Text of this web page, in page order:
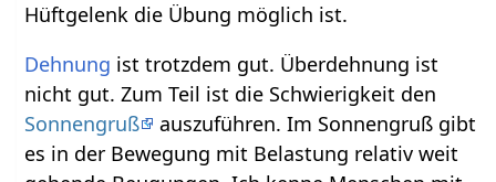
Hüftgelenk die Übung möglich ist.
Dehnung ist trotzdem gut. Überdehnung ist
nicht gut. Zum Teil ist die Schwierigkeit den
Sonnengruß
auszuführen. Im Sonnengruß gibt
es in der Bewegung mit Belastung relativ weit